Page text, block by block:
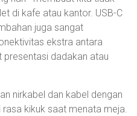
di kafe atau kantor. USB-C
juga sangat
ekstra antara
dadakan atau
nirkabel dan kabel dengan
kikuk saat menata meja.